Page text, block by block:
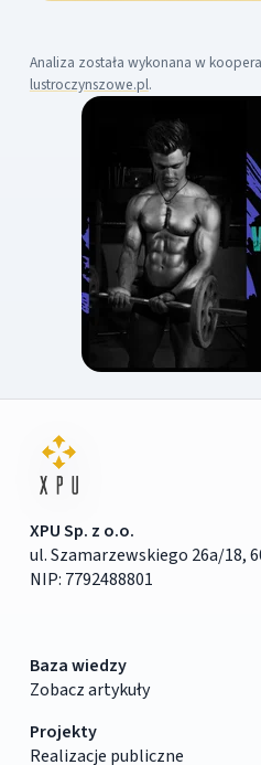
Analiza została wykonana w
lustroczynszowe.pl.
XPU Sp. z o.o.
ul. Szamarzewskiego 26a/18,
NIP: 7792488801
Baza wiedzy
Zobacz artykuły
Projekty
Realizacje publiczne